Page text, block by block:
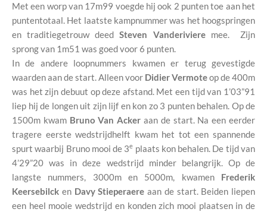
Met een worp van 17m99 voegde hij ook 2 punten toe aan het
puntentotaal. Het laatste kampnummer was het hoogspringen
en traditiegetrouw deedSteven Vanderivieremee. Zijn
sprong van 1m51 was goed voor 6 punten.
In de andere loopnummers kwamen er terug gevestigde
waarden aan de start. Alleen voor Didier Vermoteop de 400m
was het zijn debuut op deze afstand. Met een tijd van 1’03”91
liep hij de longen uit zijn lijf en kon zo 3 punten behalen. Op de
1500m kwam Bruno Van Acker aan de start. Na een eerder
tragere eerste wedstrijdhelft kwam het tot een spannende
spurt waarbij Bruno mooi de 3e plaats kon behalen. De tijd van
4’29”20 was in deze wedstrijd minder belangrijk. Op de
langste nummers, 3000m en 5000m, kwamen Frederik
Keersebilck enDavy Stieperaere aan de start. Beiden liepen
een heel mooie wedstrijd en konden zich mooi plaatsen in de